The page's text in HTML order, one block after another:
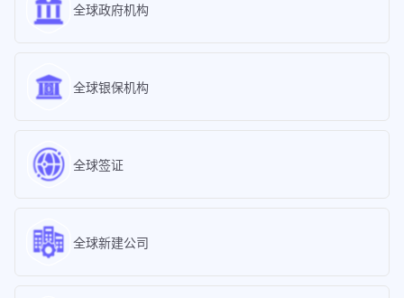
全球政府机构
全球银保机构
全球签证
全球新建公司